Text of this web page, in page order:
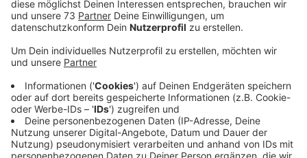
einem Messer schwer verletzt. Danach flüchtete er zu
Fuß. Seitdem läuft die Fahndung auf Hochtouren.
eingesetzt.
Anzeige
Tatverdächtiger ist bewaffnet
Anzeige